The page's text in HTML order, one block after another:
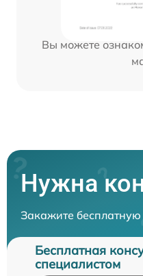
Вы можете
Нужна
Закажите
Бесплатная
специалистом